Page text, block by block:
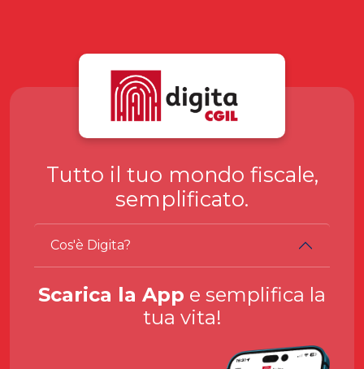
Tutto il tuo mondo fiscale,
semplificato.
Cos'è Digita?
Scarica la App e semplifica la
tua vita!